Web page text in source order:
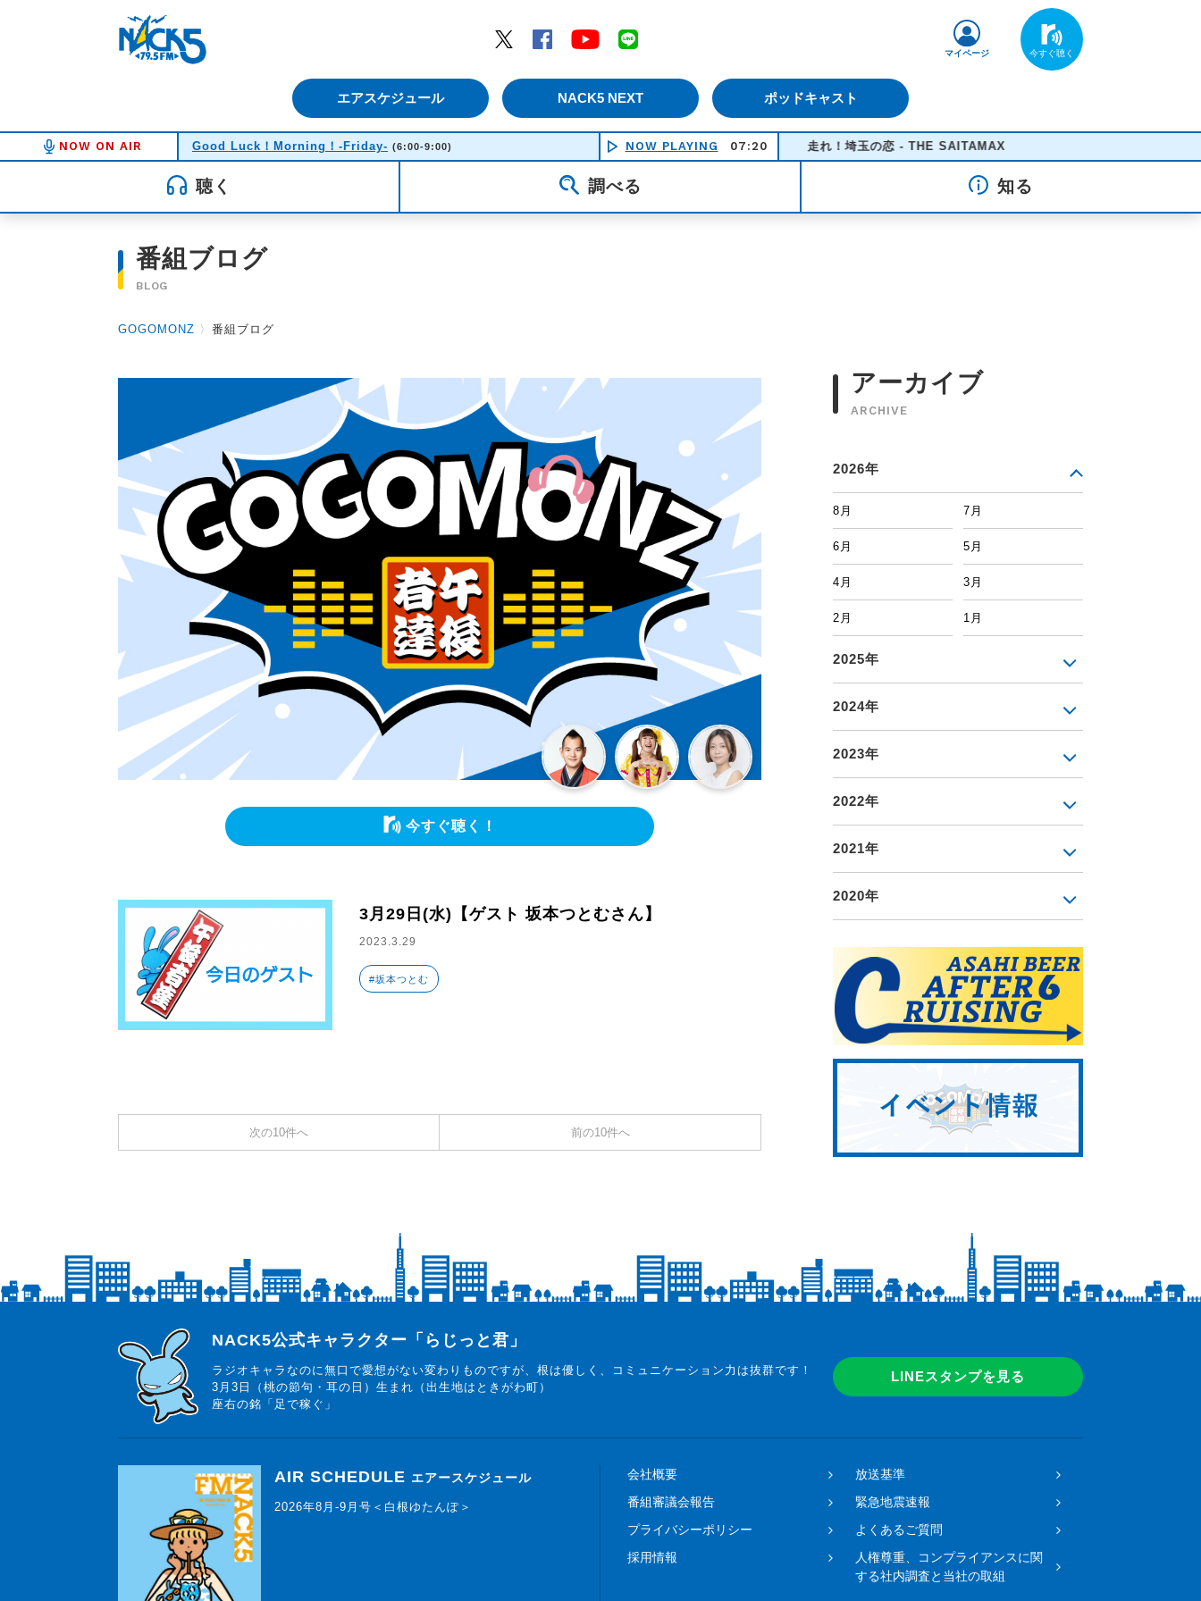
Twitter
Facebook YouTube
エアスケジュール NACK5 NEXT ポッドキャスト
マイページ
NOW ON AIR Good Luck！Morning！-Friday- (6:00-9:00) NOW PLAYING 07:20 走れ！埼玉の恋 - THE SAITAMAX
聴く 調べる 知る
番組ブログ
BLOG
GOGOMONZ 〉 番組ブログ
今すぐ聴く！
3月29日(水)【ゲスト 坂本つとむさん】
2023.3.29
#坂本つとむ
次の10件へ 前の10件へ
アーカイブ
ARCHIVE
2026年
8月 7月
6月 5月
4月 3月
2月 1月
2025年
2024年
2023年
2022年
2021年
2020年
らじっと君
NACK5公式キャラクター「らじっと君」
ラジオキャラなのに無口で愛想がない変わりものですが、根は優しく、コミュニケーション力は抜群です！
3月3日（桃の節句・耳の日）生まれ（出生地はときがわ町）
座右の銘「足で稼ぐ」
LINEスタンプを見る
AIR SCHEDULE エアースケジュール
2026年8月-9月号＜白根ゆたんぽ＞
会社概要
放送基準
番組審議会報告
緊急地震速報
プライバシーポリシー
よくあるご質問
採用情報
人権尊重、コンプライアンスに関
する社内調査と当社の取組